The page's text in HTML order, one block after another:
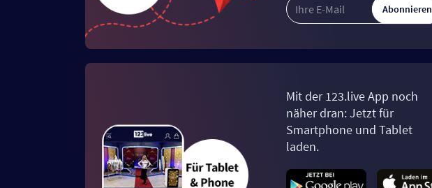
Abonnieren
Mit der 123.live App noch
näher dran: Jetzt für
Smartphone und Tablet
laden.